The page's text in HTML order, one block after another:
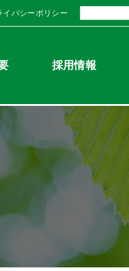
イバシーポリシー
採用情報